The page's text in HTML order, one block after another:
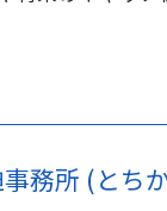
務所 (とち